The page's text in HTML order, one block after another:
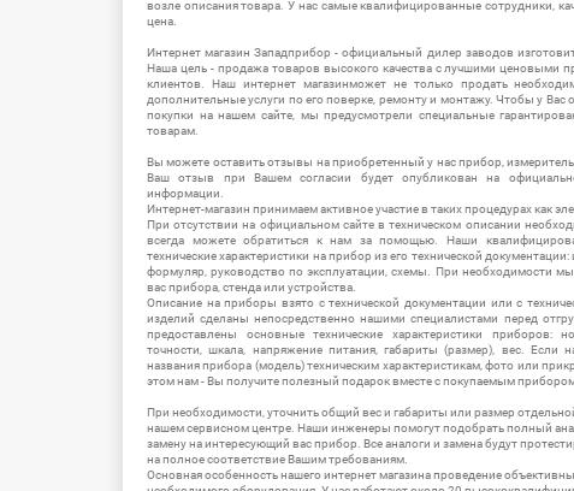
возле описания товара. У нас самые квалифицированные сотрудники,
цена.
Интернет магазин Западприбор - официальный дилер заводов
Наша цель - продажа товаров высокого качества с лучшими ценовыми
клиентов. Наш интернет магазинможет не только продать
дополнительные услуги по его поверке, ремонту и монтажу. Чтобы у Вас
покупки на нашем сайте, мы предусмотрели специальные
товарам.
Вы можете оставить отзывы на приобретенный у нас прибор,
Ваш отзыв при Вашем согласии будет опубликован на
информации.
Интернет-магазин принимаем активное участие в таких процедурах как
При отсутствии на официальном сайте в техническом описании
всегда можете обратиться к нам за помощью. Наши
технические характеристики на прибор из его технической
формуляр, руководство по эксплуатации, схемы. При необходимости
вас прибора, стенда или устройства.
Описание на приборы взято с технической документации или с
изделий сделаны непосредственно нашими специалистами перед
предоставлены основные технические характеристики приборов:
точности, шкала, напряжение питания, габариты (размер), вес. Если
названия прибора (модель) техническим характеристикам, фото или
этом нам - Вы получите полезный подарок вместе с покупаемым
При необходимости, уточнить общий вес и габариты или размер
нашем сервисном центре. Наши инженеры помогут подобрать полный
замену на интересующий вас прибор. Все аналоги и замена будут
на полное соответствие Вашим требованиям.
Основная особенность нашего интернет магазина проведение